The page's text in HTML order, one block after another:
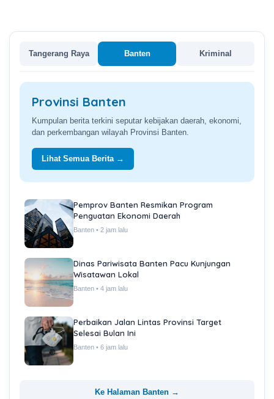
Tangerang Raya Banten Kriminal
Provinsi Banten
Kumpulan berita terkini seputar kebijakan daerah, ekonomi,
dan perkembangan wilayah Provinsi Banten.
Lihat Semua Berita →
Pemprov Banten Resmikan Program
Penguatan Ekonomi Daerah
Banten • 2 jam lalu
Dinas Pariwisata Banten Pacu Kunjungan
Wisatawan Lokal
Banten • 4 jam lalu
Perbaikan Jalan Lintas Provinsi Target
Selesai Bulan Ini
Banten • 6 jam lalu
Ke Halaman Banten →